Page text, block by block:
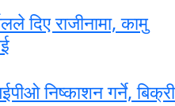
दिए राजीनामा, कामु
निष्काशन गर्ने, बिक्री